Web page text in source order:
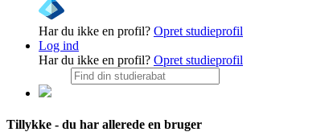
Har du ikke en profil? Opret studieprofil
Log ind
Har du ikke en profil? Opret studieprofil
Tillykke - du har allerede en bruger